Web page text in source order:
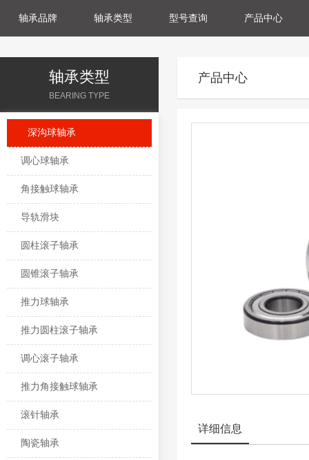
轴承品牌 轴承类型 型号查询 产品中心
轴承类型
BEARING TYPE
深沟球轴承
调心球轴承
角接触球轴承
导轨滑块
圆柱滚子轴承
圆锥滚子轴承
推力球轴承
推力圆柱滚子轴承
调心滚子轴承
推力角接触球轴承
滚针轴承
陶瓷轴承
产品中心
详细信息